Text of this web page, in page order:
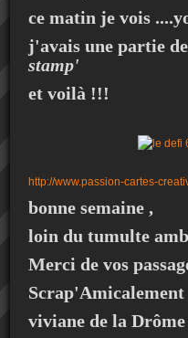
ce matin je vois
j'avais une partie
stamp'
et voilà !!!
http://www.passion-cartes-
bonne semaine ,
loin du tumulte
Merci de vos
Scrap'Amicalement
viviane de la Drôme